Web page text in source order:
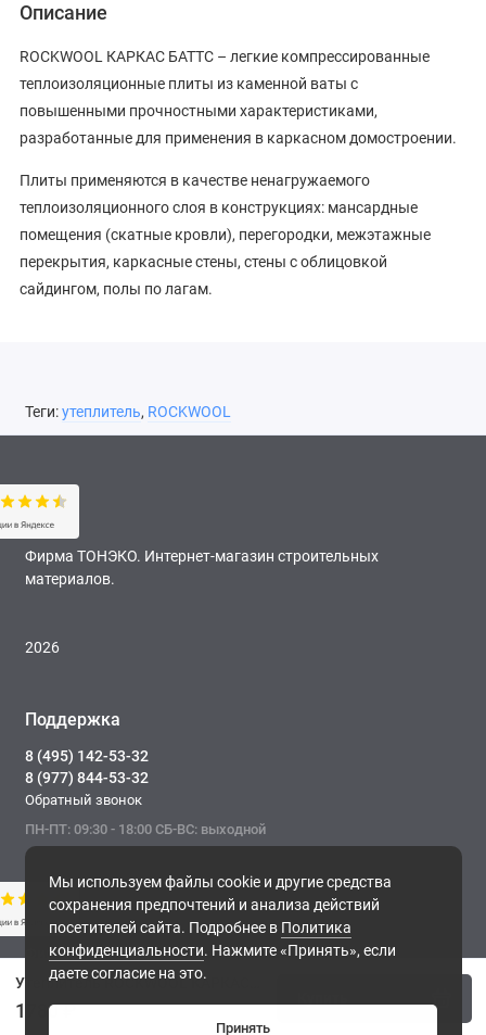
1780 ₽
Описание
ROCKWOOL КАРКАС БАТТС – легкие компрессированные
теплоизоляционные плиты из каменной ваты с
повышенными прочностными характеристиками,
разработанные для применения в каркасном домостроении.
Плиты применяются в качестве ненагружаемого
теплоизоляционного слоя в конструкциях: мансардные
помещения (скатные кровли), перегородки, межэтажные
перекрытия, каркасные стены, стены с облицовкой
сайдингом, полы по лагам.
Теги:утеплитель, ROCKWOOL
Мы используем файлы cookie и другие средства
сохранения предпочтений и анализа действий
посетителей сайта. Подробнее в Политика
конфиденциальности. Нажмите «Принять», если
даете согласие на это.
Принять
Фирма ТОНЭКО. Интернет-магазин строительных
материалов.
2026
Поддержка
8 (495) 142-53-32
8 (977) 844-53-32
Обратный звонок
ПН-ПТ: 09:30 - 18:00 СБ-ВС: выходной
Фирма ТОНЭКО. Интернет-магазин строительных
материалов.